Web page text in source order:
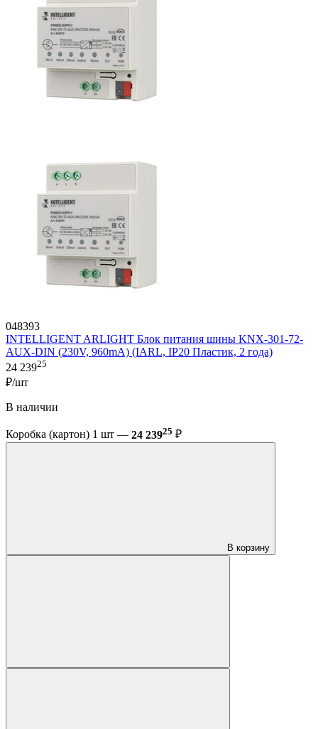
048393
INTELLIGENT ARLIGHT Блок питания шины KNX-301-72-
AUX-DIN (230V, 960mA) (IARL, IP20 Пластик, 2 года)
24 23925
₽/шт
В наличии
Коробка (картон) 1 шт — 24 23925 ₽
В корзину